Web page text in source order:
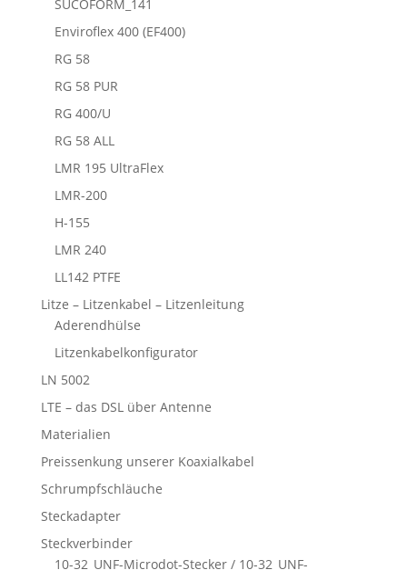
SUCOFORM_141
Enviroflex 400 (EF400)
RG 58
RG 58 PUR
RG 400/U
RG 58 ALL
LMR 195 UltraFlex
LMR-200
H-155
LMR 240
LL142 PTFE
Litze – Litzenkabel – Litzenleitung
Aderendhülse
Litzenkabelkonfigurator
LN 5002
LTE – das DSL über Antenne
Materialien
Preissenkung unserer Koaxialkabel
Schrumpfschläuche
Steckadapter
Steckverbinder
10-32_UNF-Microdot-Stecker / 10-32_UNF-